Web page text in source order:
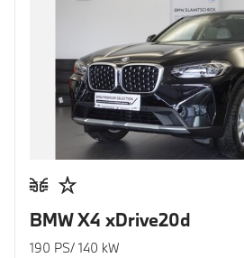
BMW X4 xDrive20d
190 PS/ 140 kW